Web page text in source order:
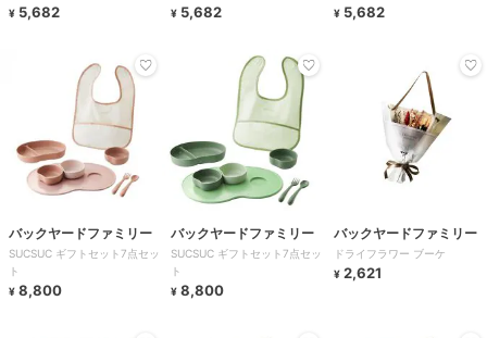
¥ 5,682
¥ 5,682
¥ 5,682
バックヤードファミリー
SUCSUC ギフトセット7点セッ
ト
¥ 8,800
バックヤードファミリー
SUCSUC ギフトセット7点セッ
ト
¥ 8,800
バックヤードファミリー
ドライフラワー ブーケ
¥ 2,621